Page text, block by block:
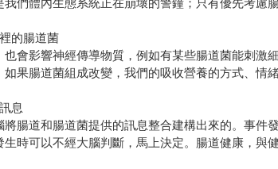
的腸道菌
會影響神經傳導物質，例如有某些腸道菌能刺
果腸道菌組成改變，我們的吸收營養的方式、情
息
腸道和腸道菌提供的訊息整合建構出來的。事
時可以不經大腦判斷，馬上決定。腸道健康，與